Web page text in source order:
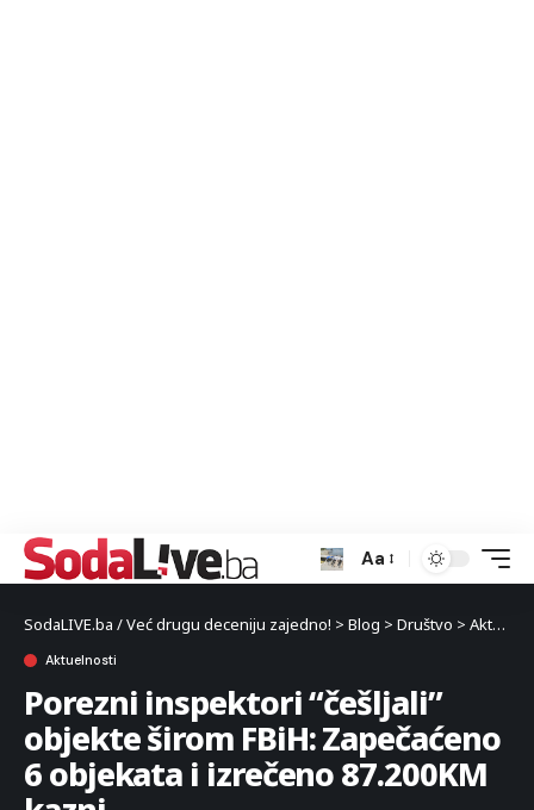
Aa
SodaLIVE.ba / Već drugu deceniju zajedno! > Blog > Društvo > Aktuelnosti
Aktuelnosti
Porezni inspektori “češljali”
objekte širom FBiH: Zapečaćeno
6 objekata i izrečeno 87.200KM